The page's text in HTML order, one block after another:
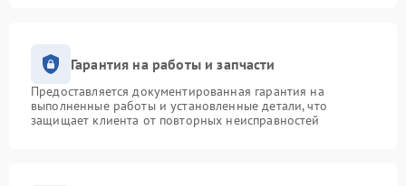
Гарантия на работы и запчасти
Предоставляется документированная гарантия на
выполненные работы и установленные детали, что
защищает клиента от повторных неисправностей